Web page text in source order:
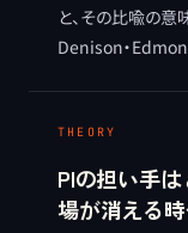
と、その比喩の意
Denison・
THEORY
PIの担い手
場が消える